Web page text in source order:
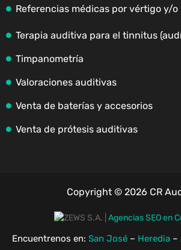
Referencias médicas por vértigo y/o
Terapia auditiva para el tinnitus
Timpanometría
Valoraciones auditivas
Venta de baterías y accesorios
Venta de prótesis auditivas
Copyright © 2026 CR
Agencias SEO en
Encuentrenos en: San José – Heredia –